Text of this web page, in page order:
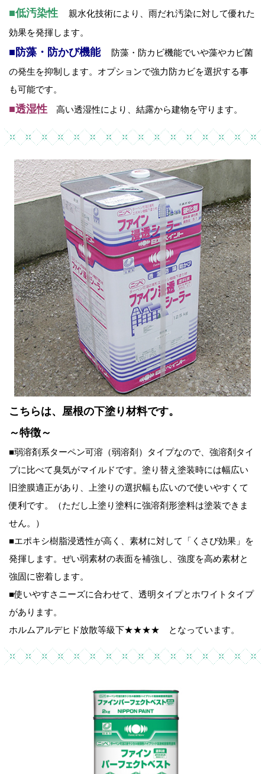
■低汚染性
親水化技術により、雨だれ汚染に対して優れた
効果を発揮します。
■防藻・防かび機能
防藻・防カビ機能でいや藻やカビ菌
の発生を抑制します。オプションで強力防カビを選択する事
も可能です。
■透湿性高い透湿性により、結露から建物を守ります。
こちらは、屋根の下塗り材料です。
～特徴～
■弱溶剤系ターペン可溶（弱溶剤）タイプなので、強溶剤タイ
プに比べて臭気がマイルドです。塗り替え塗装時には幅広い
旧塗膜適正があり、上塗りの選択幅も広いので使いやすくて
便利です。（ただし上塗り塗料に強溶剤形塗料は塗装できま
せん。）
■エポキシ樹脂浸透性が高く、素材に対して「くさび効果」を
発揮します。ぜい弱素材の表面を補強し、強度を高め素材と
強固に密着します。
■使いやすさニーズに合わせて、透明タイプとホワイトタイプ
があります。
ホルムアルデヒド放散等級下★★★★ となっています。